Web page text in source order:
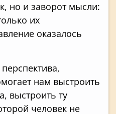
но и заворот мысли:
их
оказалось
нам выстроить
выстроить ту
человек не